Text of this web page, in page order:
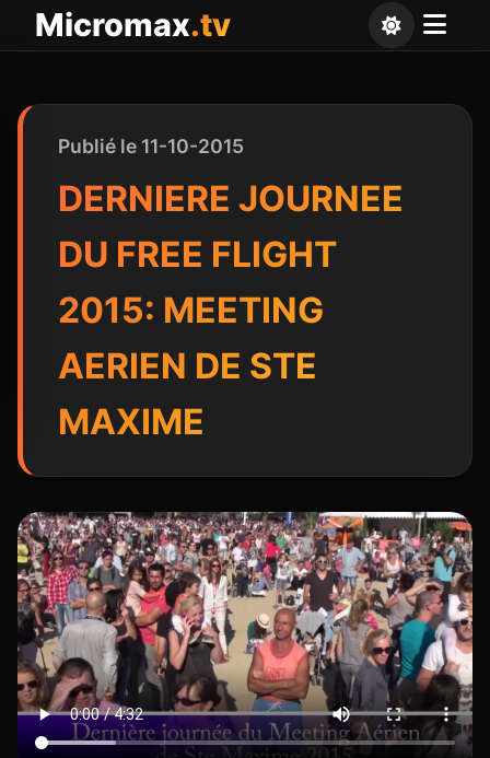
Micromax.tv
Publié le 11-10-2015
DERNIERE JOURNEE
DU FREE FLIGHT
2015: MEETING
AERIEN DE STE
MAXIME
Panneau de gestion des cookies